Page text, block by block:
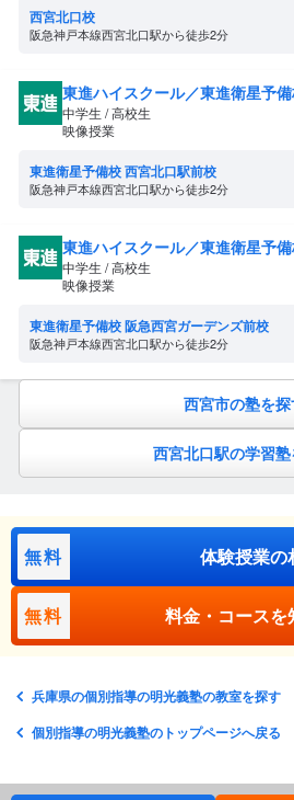
西宮北口校
阪急神戸本線西宮北口駅から徒歩2分
東進ハイスクール／東進衛星予
中学生 / 高校生
映像授業
東進衛星予備校 西宮北口駅前校
阪急神戸本線西宮北口駅から徒歩2分
東進ハイスクール／東進衛星予
中学生 / 高校生
映像授業
東進衛星予備校 阪急西宮ガーデンズ前校
阪急神戸本線西宮北口駅から徒歩2分
西宮市の塾を
西宮北口駅の学習
無料 体験授業の
無料 料金・コースを
兵庫県の個別指導の明光義塾の教室を探す
個別指導の明光義塾のトップページへ戻る